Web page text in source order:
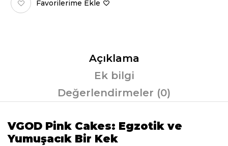
Favorilerime Ekle
Açıklama
Ek bilgi
Değerlendirmeler (0)
VGOD Pink Cakes: Egzotik ve
Yumuşacık Bir Kek